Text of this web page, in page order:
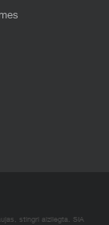
stingri aizliegta. SIA